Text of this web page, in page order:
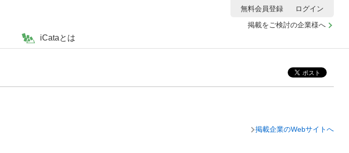
iCataとは
掲載をご検討の企業様へ
無料会員登録 ログイン
掲載企業のWebサイトへ